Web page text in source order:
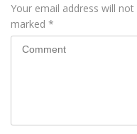
Your email address will not
marked *